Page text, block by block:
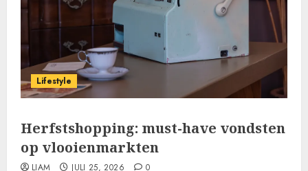
Lifestyle
Herfstshopping: must-have vondsten
op vlooienmarkten
LIAM JULI 25, 2026 0